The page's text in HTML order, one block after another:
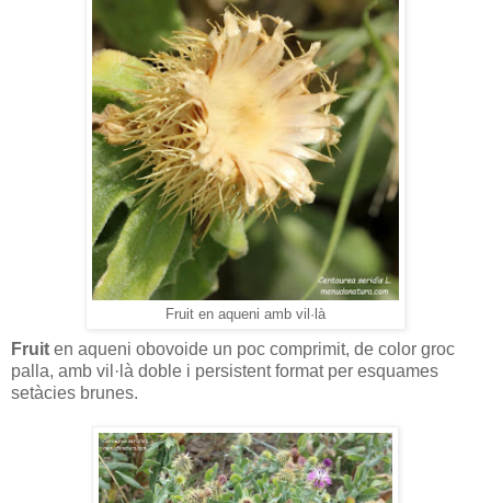
Fruit en aqueni amb vil·là
Fruit en aqueni obovoide un poc comprimit, de color groc
palla, amb vil·là doble i persistent format per esquames
setàcies brunes.